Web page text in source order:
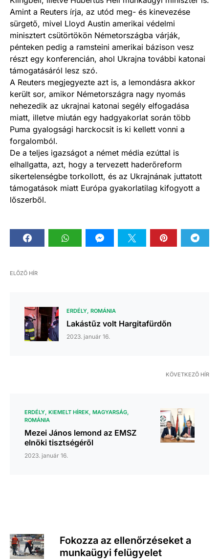
Amint a Reuters írja, az utód meg- és kinevezése
sürgető, mivel Lloyd Austin amerikai védelmi
minisztert csütörtökön Németországba várják,
pénteken pedig a ramsteini amerikai bázison vesz
részt egy konferencián, ahol Ukrajna további katonai
támogatásáról lesz szó.
A Reuters megjegyezte azt is, a lemondásra akkor
került sor, amikor Németországra nagy nyomás
nehezedik az ukrajnai katonai segély elfogadása
miatt, illetve miután egy hadgyakorlat során több
Puma gyalogsági harckocsit is ki kellett vonni a
forgalomból.
De a teljes igazságot a német média ezúttal is
elhallgatta, azt, hogy a tervezett haderőreform
sikertelenségbe torkollott, és az Ukrajnának juttatott
támogatások miatt Európa gyakorlatilag kifogyott a
lőszerből.
ELŐZŐ HÍR
ERDÉLY ROMÁNIA
Lakástűz volt Hargitafürdőn
2023. január 16.
KÖVETKEZŐ HÍR
ERDÉLY KIEMELT HÍREK MAGYARSÁG
ROMÁNIA
Mezei János lemond az EMSZ
elnöki tisztségéről
2023. január 16.
Fokozza az ellenőrzéseket a
munkaügyi felügyelet